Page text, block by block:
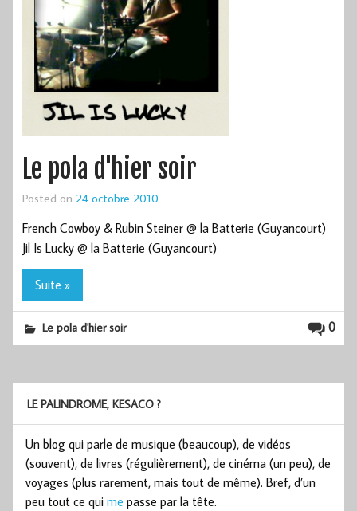
Le pola d'hier soir
Posted on 24 octobre 2010
French Cowboy & Rubin Steiner @ la Batterie (Guyancourt)
Jil Is Lucky @ la Batterie (Guyancourt)
Suite »
0
Le pola d'hier soir
LE PALINDROME, KESACO ?
Un blog qui parle de musique (beaucoup), de vidéos
(souvent), de livres (régulièrement), de cinéma (un peu), de
voyages (plus rarement, mais tout de même). Bref, d’un
peu tout ce qui me passe par la tête.